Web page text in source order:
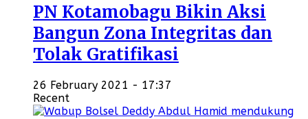
PN Kotamobagu Bikin Aksi
Bangun Zona Integritas dan
Tolak Gratifikasi
26 February 2021 - 17:37
Recent